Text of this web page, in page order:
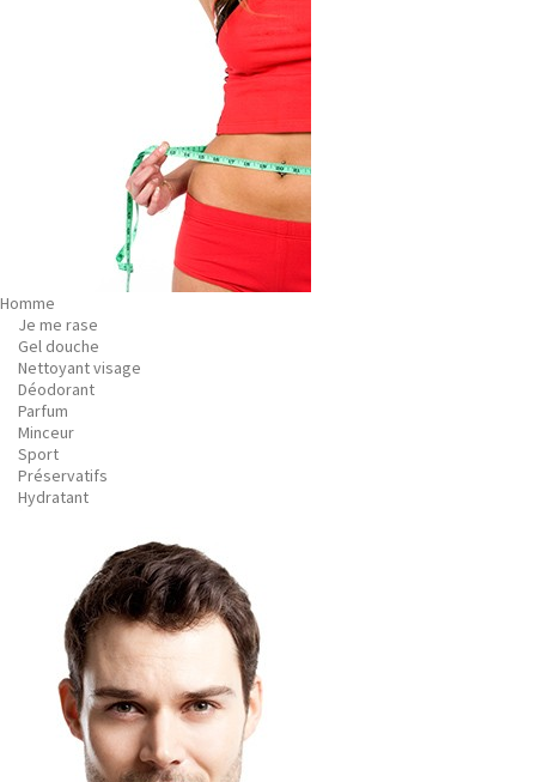
Homme
Je me rase
Gel douche
Nettoyant visage
Déodorant
Parfum
Minceur
Sport
Préservatifs
Hydratant